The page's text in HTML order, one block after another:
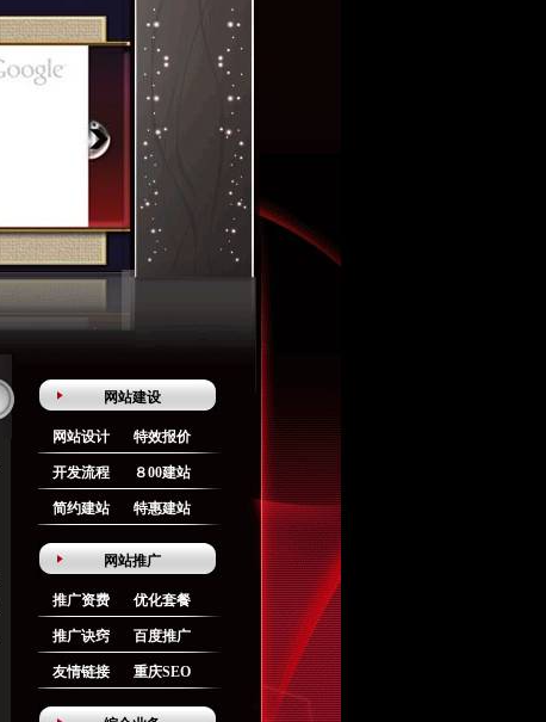
网站建设
网站设计 特效报价
开发流程 ８00建站
简约建站 特惠建站
网站推广
推广资费 优化套餐
推广诀窍 百度推广
友情链接 重庆SEO